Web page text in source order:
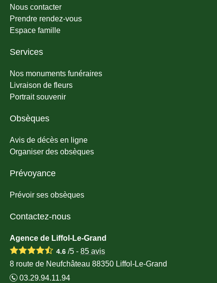
Nous contacter
Prendre rendez-vous
Espace famille
Services
Nos monuments funéraires
Livraison de fleurs
Portrait souvenir
Obsèques
Avis de décès en ligne
Organiser des obsèques
Prévoyance
Prévoir ses obsèques
Contactez-nous
Agence de Liffol-Le-Grand
4.6 /5 - 85 avis
8 route de Neufchâteau 88350 Liffol-Le-Grand
03.29.94.11.94